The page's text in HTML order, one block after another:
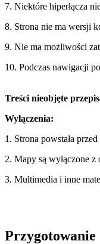
7. Niektóre hiperłącza
8. Strona nie ma wersji
9. Nie ma możliwości
10. Podczas nawigacji
Treści nieobjęte
Wyłączenia:
1. Strona powstała
2. Mapy są wyłączone
3. Multimedia i inne